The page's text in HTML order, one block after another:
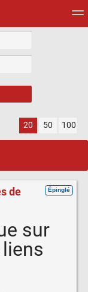
20 50 100
Épinglé
de
sur